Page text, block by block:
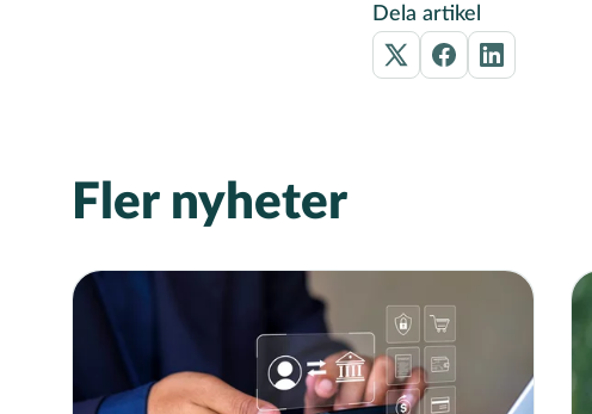
Dela artikel
Fler nyheter